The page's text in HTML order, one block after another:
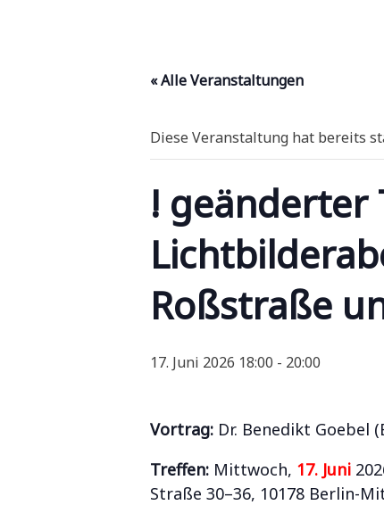
« Alle Veranstaltungen
Diese Veranstaltung hat bereits
! geänderter
Roßstraße
17. Juni 2026 18:00 - 20:00
Vortrag: Dr. Benedikt Goebel
Treffen: Mittwoch, 17. Juni
Straße 30–36, 10178 Berlin-